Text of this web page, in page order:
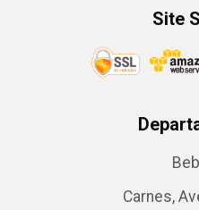
Site
Carnes,